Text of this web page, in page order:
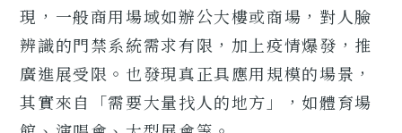
現，一般商用場域如辦公大樓或商場，對人臉
辨識的門禁系統需求有限，加上疫情爆發，推
廣進展受限。也發現真正具應用規模的場景，
其實來自「需要大量找人的地方」，如體育場